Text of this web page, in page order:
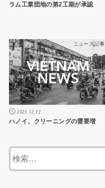
ラム工業団地の第2工期が承認
ニュース記事
2023.12.12
ハノイ、クリーニングの需要増